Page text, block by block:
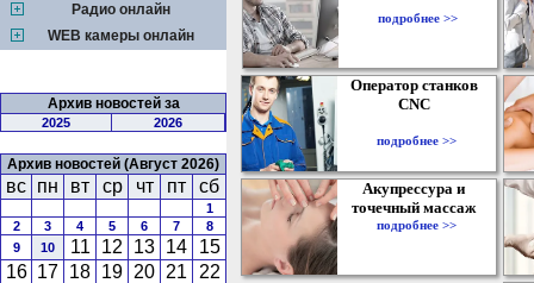
Радио онлайн
WEB камеры онлайн
Архив новостей за
2025 2026
Архив новостей (Август 2026)
вс пн вт ср чт пт сб
1
2
3 4 5 6 7
8
9
10 11 12 13 14
15
16 17 18 19 20 21
22
подробнее >>
Оператор станков
CNC
подробнее >>
Акупрессура и
точечный массаж
подробнее >>